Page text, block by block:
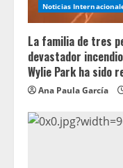
Noticias
La familia de tres
devastador
Wylie Park ha sido
Ana Paula García